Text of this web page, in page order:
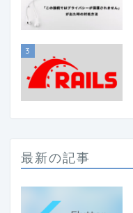
3
最新の記事